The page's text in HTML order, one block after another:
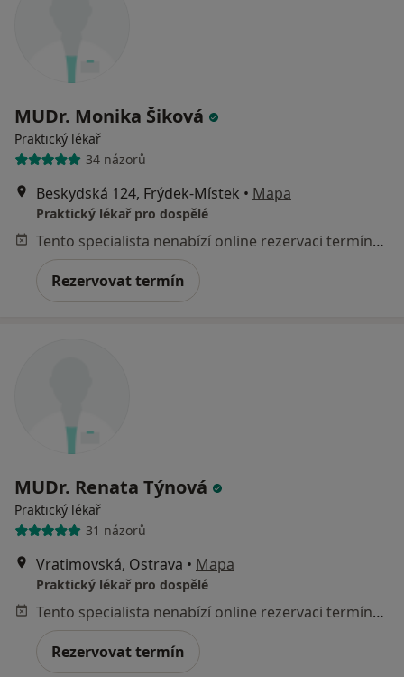
MUDr. Monika Šiková
Praktický lékař
34 názorů
Beskydská 124, Frýdek-Místek • Mapa
Praktický lékař pro dospělé
Tento specialista nenabízí online rezervaci termínu na této adrese.
Rezervovat termín
MUDr. Renata Týnová
Praktický lékař
31 názorů
Vratimovská, Ostrava • Mapa
Praktický lékař pro dospělé
Tento specialista nenabízí online rezervaci termínu na této adrese.
Rezervovat termín